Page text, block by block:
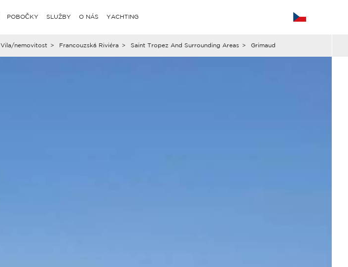
POBOČKY SLUŽBY O NÁS YACHTING
Vila/nemovitost > Francouzská Riviéra > Saint Tropez And Surrounding Areas > Grimaud